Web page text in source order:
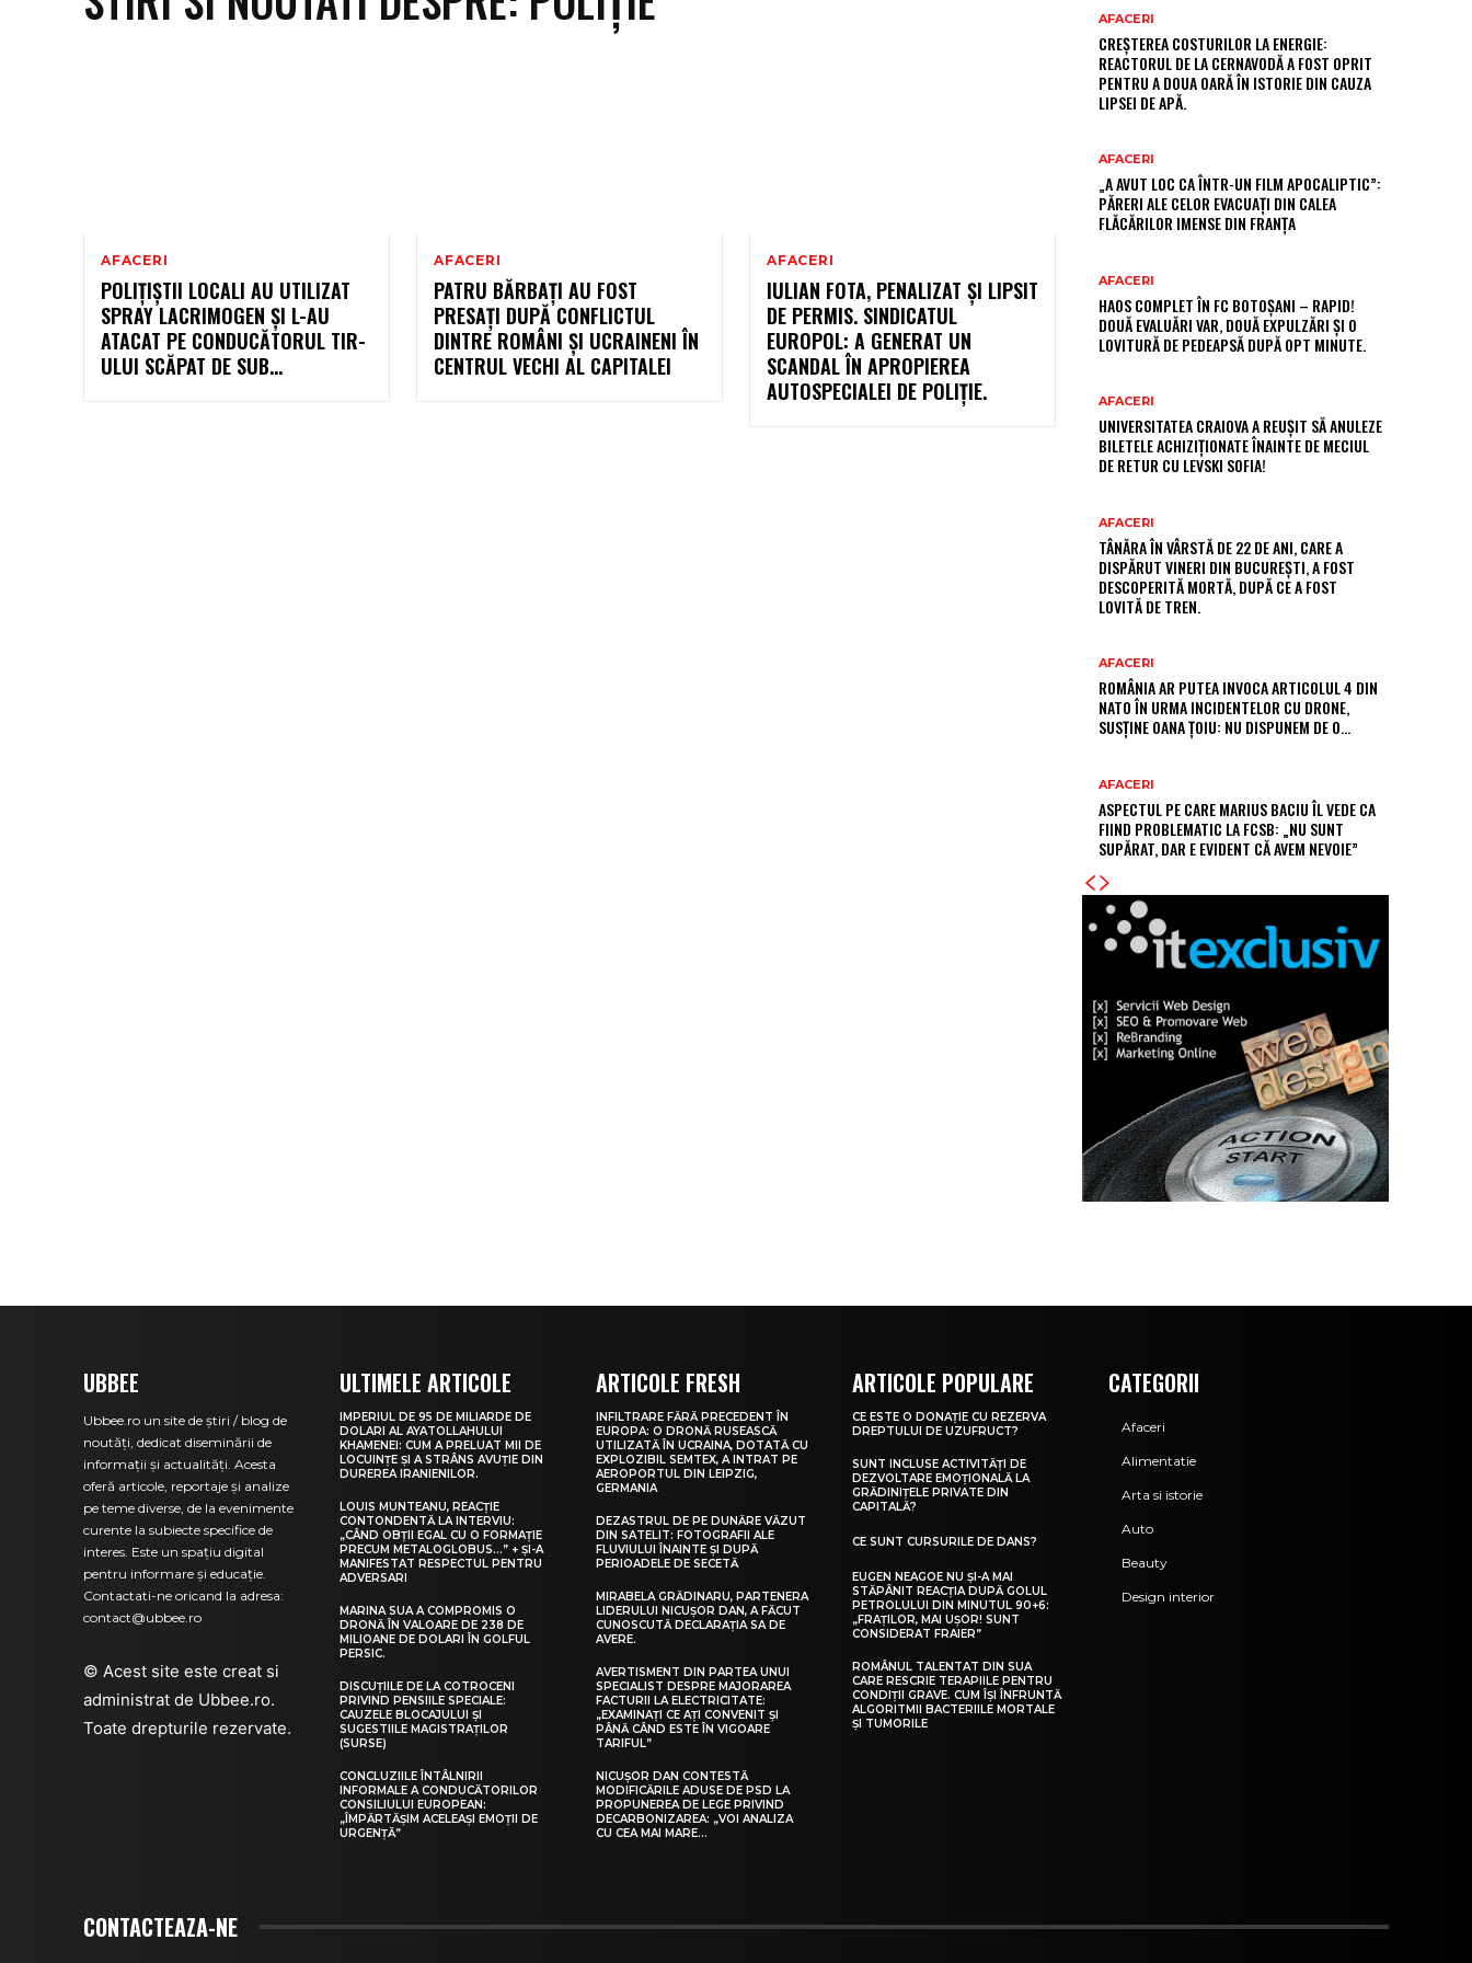
AFACERI
POLIȚIȘTII LOCALI AU UTILIZAT
SPRAY LACRIMOGEN ȘI L-AU
ATACAT PE CONDUCĂTORUL TIR-
ULUI SCĂPAT DE SUB…
AFACERI
PATRU BĂRBAȚI AU FOST
PRESAȚI DUPĂ CONFLICTUL
DINTRE ROMÂNI ȘI UCRAINENI ÎN
CENTRUL VECHI AL CAPITALEI
AFACERI
IULIAN FOTA, PENALIZAT ȘI LIPSIT
DE PERMIS. SINDICATUL
EUROPOL: A GENERAT UN
SCANDAL ÎN APROPIEREA
AUTOSPECIALEI DE POLIȚIE.
AFACERI
CREȘTEREA COSTURILOR LA ENERGIE:
REACTORUL DE LA CERNAVODĂ A FOST OPRIT
PENTRU A DOUA OARĂ ÎN ISTORIE DIN CAUZA
LIPSEI DE APĂ.
AFACERI
„A AVUT LOC CA ÎNTR-UN FILM APOCALIPTIC”:
PĂRERI ALE CELOR EVACUAȚI DIN CALEA
FLĂCĂRILOR IMENSE DIN FRANȚA
AFACERI
HAOS COMPLET ÎN FC BOTOȘANI – RAPID!
DOUĂ EVALUĂRI VAR, DOUĂ EXPULZĂRI ȘI O
LOVITURĂ DE PEDEAPSĂ DUPĂ OPT MINUTE.
AFACERI
UNIVERSITATEA CRAIOVA A REUȘIT SĂ ANULEZE
BILETELE ACHIZIȚIONATE ÎNAINTE DE MECIUL
DE RETUR CU LEVSKI SOFIA!
AFACERI
TÂNĂRA ÎN VÂRSTĂ DE 22 DE ANI, CARE A
DISPĂRUT VINERI DIN BUCUREȘTI, A FOST
DESCOPERITĂ MORTĂ, DUPĂ CE A FOST
LOVITĂ DE TREN.
AFACERI
ROMÂNIA AR PUTEA INVOCA ARTICOLUL 4 DIN
NATO ÎN URMA INCIDENTELOR CU DRONE,
SUSȚINE OANA ȚOIU: NU DISPUNEM DE O…
AFACERI
ASPECTUL PE CARE MARIUS BACIU ÎL VEDE CA
FIIND PROBLEMATIC LA FCSB: „NU SUNT
SUPĂRAT, DAR E EVIDENT CĂ AVEM NEVOIE”
UBBEE
Ubbee.ro un site de știri / blog de
noutăți, dedicat diseminării de
informații și actualități. Acesta
oferă articole, reportaje și analize
pe teme diverse, de la evenimente
curente la subiecte specifice de
interes. Este un spațiu digital
pentru informare și educație.
Contactati-ne oricand la adresa:
contact@ubbee.ro
© Acest site este creat si
administrat de Ubbee.ro.
Toate drepturile rezervate.
ULTIMELE ARTICOLE
IMPERIUL DE 95 DE MILIARDE DE
DOLARI AL AYATOLLAHULUI
KHAMENEI: CUM A PRELUAT MII DE
LOCUINȚE ȘI A STRÂNS AVUȚIE DIN
DUREREA IRANIENILOR.
LOUIS MUNTEANU, REACȚIE
CONTONDENTĂ LA INTERVIU:
„CÂND OBȚII EGAL CU O FORMAȚIE
PRECUM METALOGLOBUS…” + ȘI-A
MANIFESTAT RESPECTUL PENTRU
ADVERSARI
MARINA SUA A COMPROMIS O
DRONĂ ÎN VALOARE DE 238 DE
MILIOANE DE DOLARI ÎN GOLFUL
PERSIC.
DISCUȚIILE DE LA COTROCENI
PRIVIND PENSIILE SPECIALE:
CAUZELE BLOCAJULUI ȘI
SUGESTIILE MAGISTRAȚILOR
(SURSE)
CONCLUZIILE ÎNTÂLNIRII
INFORMALE A CONDUCĂTORILOR
CONSILIULUI EUROPEAN:
„ÎMPĂRTĂŞIM ACELEAŞI EMOŢII DE
URGENŢĂ”
ARTICOLE FRESH
INFILTRARE FĂRĂ PRECEDENT ÎN
EUROPA: O DRONĂ RUSEASCĂ
UTILIZATĂ ÎN UCRAINA, DOTATĂ CU
EXPLOZIBIL SEMTEX, A INTRAT PE
AEROPORTUL DIN LEIPZIG,
GERMANIA
DEZASTRUL DE PE DUNĂRE VĂZUT
DIN SATELIT: FOTOGRAFII ALE
FLUVIULUI ÎNAINTE ȘI DUPĂ
PERIOADELE DE SECETĂ
MIRABELA GRĂDINARU, PARTENERA
LIDERULUI NICUȘOR DAN, A FĂCUT
CUNOSCUTĂ DECLARAȚIA SA DE
AVERE.
AVERTISMENT DIN PARTEA UNUI
SPECIALIST DESPRE MAJORAREA
FACTURII LA ELECTRICITATE:
„EXAMINAȚI CE AȚI CONVENIT ȘI
PÂNĂ CÂND ESTE ÎN VIGOARE
TARIFUL”
NICUȘOR DAN CONTESTĂ
MODIFICĂRILE ADUSE DE PSD LA
PROPUNEREA DE LEGE PRIVIND
DECARBONIZAREA: „VOI ANALIZA
CU CEA MAI MARE…
ARTICOLE POPULARE
CE ESTE O DONAȚIE CU REZERVA
DREPTULUI DE UZUFRUCT?
SUNT INCLUSE ACTIVITĂȚI DE
DEZVOLTARE EMOȚIONALĂ LA
GRĂDINIȚELE PRIVATE DIN
CAPITALĂ?
CE SUNT CURSURILE DE DANS?
EUGEN NEAGOE NU ȘI-A MAI
STĂPÂNIT REACȚIA DUPĂ GOLUL
PETROLULUI DIN MINUTUL 90+6:
„FRAȚILOR, MAI UȘOR! SUNT
CONSIDERAT FRAIER”
ROMÂNUL TALENTAT DIN SUA
CARE RESCRIE TERAPIILE PENTRU
CONDIȚII GRAVE. CUM ÎȘI ÎNFRUNTĂ
ALGORITMII BACTERIILE MORTALE
ȘI TUMORILE
CATEGORII
Afaceri
Alimentatie
Arta si istorie
Auto
Beauty
Design interior
CONTACTEAZA-NE